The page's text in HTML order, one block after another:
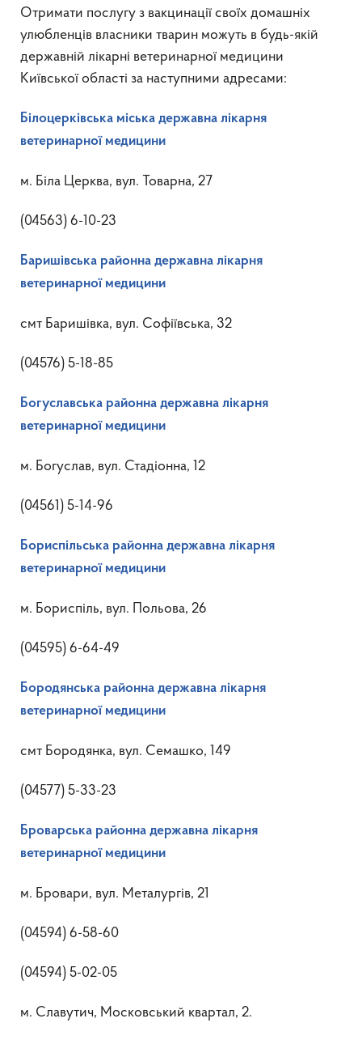
Отримати послугу з вакцинації своїх домашніх
улюбленців власники тварин можуть в будь-якій
державній лікарні ветеринарної медицини
Київської області за наступними адресами:
Білоцерківська міська державна лікарня
ветеринарної медицини
м. Біла Церква, вул. Товарна, 27
(04563) 6-10-23
Баришівська районна державна лікарня
ветеринарної медицини
смт Баришівка, вул. Софіївська, 32
(04576) 5-18-85
Богуславська районна державна лікарня
ветеринарної медицини
м. Богуслав, вул. Стадіонна, 12
(04561) 5-14-96
Бориспільська районна державна лікарня
ветеринарної медицини
м. Бориспіль, вул. Польова, 26
(04595) 6-64-49
Бородянська районна державна лікарня
ветеринарної медицини
смт Бородянка, вул. Семашко, 149
(04577) 5-33-23
Броварська районна державна лікарня
ветеринарної медицини
м. Бровари, вул. Металургів, 21
(04594) 6-58-60
(04594) 5-02-05
м. Славутич, Московський квартал, 2.